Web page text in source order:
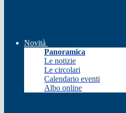
Novità
Panoramica
Le notizie
Le circolari
Calendario eventi
Albo online